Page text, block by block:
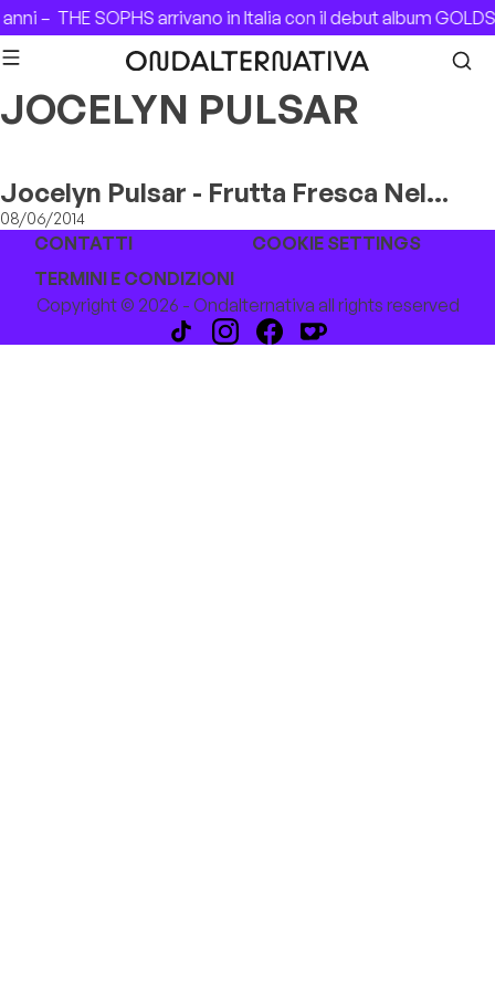
Skip to content
– THE SOPHS arrivano in Italia con il debut album
JOCELYN PULSAR
Jocelyn Pulsar - Frutta Fresca Nel
Backstage
08/06/2014
CONTATTI
COOKIE SETTINGS
TERMINI E CONDIZIONI
Copyright © 2026 - Ondalternativa all rights reserved